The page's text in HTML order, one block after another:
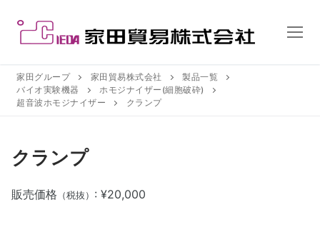
家田グループ 家田貿易株式会社
製品一覧
バイオ実験機器
ホモジナイザー(細胞破砕)
超音波ホモジナイザー
クランプ
クランプ
販売価格 （税抜） : ¥20,000